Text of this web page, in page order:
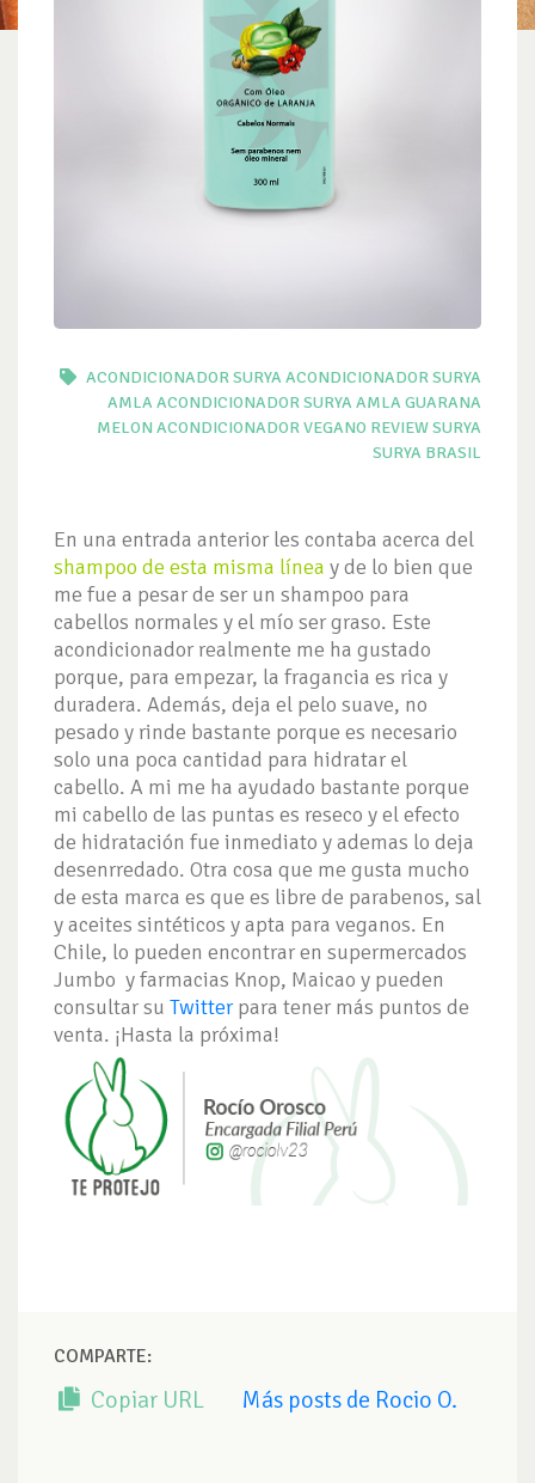
ACONDICIONADOR SURYA ACONDICIONADOR SURYA
AMLA ACONDICIONADOR SURYA AMLA GUARANA
MELON ACONDICIONADOR VEGANO REVIEWSURYA
SURYA BRASIL
En una entrada anterior les contaba acerca del
shampoo de esta misma línea y de lo bien que
me fue a pesar de ser un shampoo para
cabellos normales y el mío ser graso. Este
acondicionador realmente me ha gustado
porque, para empezar, la fragancia es rica y
duradera. Además, deja el pelo suave, no
pesado y rinde bastante porque es necesario
solo una poca cantidad para hidratar el
cabello. A mi me ha ayudado bastante porque
mi cabello de las puntas es reseco y el efecto
de hidratación fue inmediato y ademas lo deja
desenrredado. Otra cosa que me gusta mucho
de esta marca es que es libre de parabenos, sal
y aceites sintéticos y apta para veganos. En
Chile, lo pueden encontrar en supermercados
Jumbo y farmacias Knop, Maicao y pueden
consultar su Twitterpara tener más puntos de
venta. ¡Hasta la próxima!
COMPARTE:
Copiar URL Más posts de Rocio O.